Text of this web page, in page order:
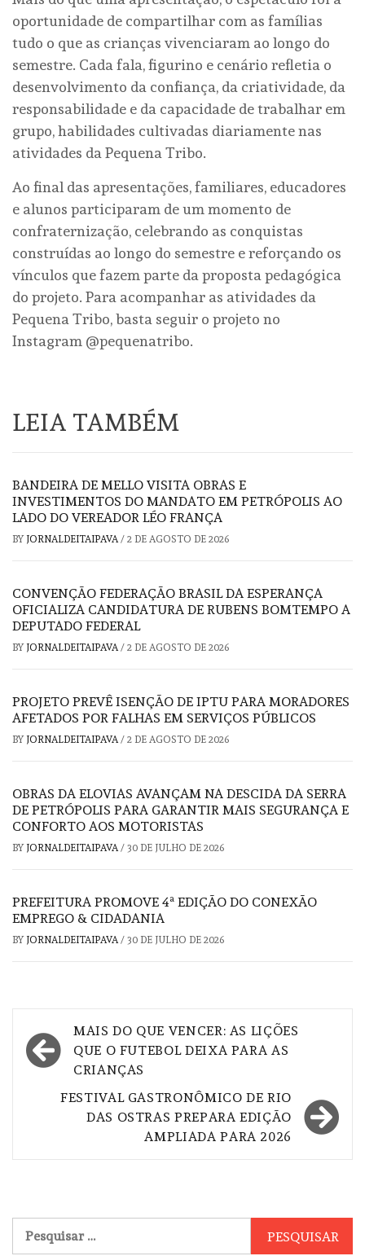
oportunidade de compartilhar com as famílias
tudo o que as crianças vivenciaram ao longo do
semestre. Cada fala, figurino e cenário refletia o
desenvolvimento da confiança, da criatividade, da
responsabilidade e da capacidade de trabalhar em
grupo, habilidades cultivadas diariamente nas
atividades da Pequena Tribo.
Ao final das apresentações, familiares, educadores
e alunos participaram de um momento de
confraternização, celebrando as conquistas
construídas ao longo do semestre e reforçando os
vínculos que fazem parte da proposta pedagógica
do projeto. Para acompanhar as atividades da
Pequena Tribo, basta seguir o projeto no
Instagram @pequenatribo.
LEIA TAMBÉM
BANDEIRA DE MELLO VISITA OBRAS E
INVESTIMENTOS DO MANDATO EM PETRÓPOLIS AO
LADO DO VEREADOR LÉO FRANÇA
BY JORNALDEITAIPAVA/ 2 DE AGOSTO DE 2026
CONVENÇÃO FEDERAÇÃO BRASIL DA ESPERANÇA
OFICIALIZA CANDIDATURA DE RUBENS BOMTEMPO A
DEPUTADO FEDERAL
BY JORNALDEITAIPAVA/ 2 DE AGOSTO DE 2026
PROJETO PREVÊ ISENÇÃO DE IPTU PARA MORADORES
AFETADOS POR FALHAS EM SERVIÇOS PÚBLICOS
BY JORNALDEITAIPAVA/ 2 DE AGOSTO DE 2026
OBRAS DA ELOVIAS AVANÇAM NA DESCIDA DA SERRA
DE PETRÓPOLIS PARA GARANTIR MAIS SEGURANÇA E
CONFORTO AOS MOTORISTAS
BY JORNALDEITAIPAVA/ 30 DE JULHO DE 2026
PREFEITURA PROMOVE 4ª EDIÇÃO DO CONEXÃO
EMPREGO & CIDADANIA
BY JORNALDEITAIPAVA/ 30 DE JULHO DE 2026
Navegação
de
MAIS DO QUE VENCER: AS LIÇÕES
QUE O FUTEBOL DEIXA PARA AS
CRIANÇAS
FESTIVAL GASTRONÔMICO DE RIO
DAS OSTRAS PREPARA EDIÇÃO
AMPLIADA PARA 2026
por: